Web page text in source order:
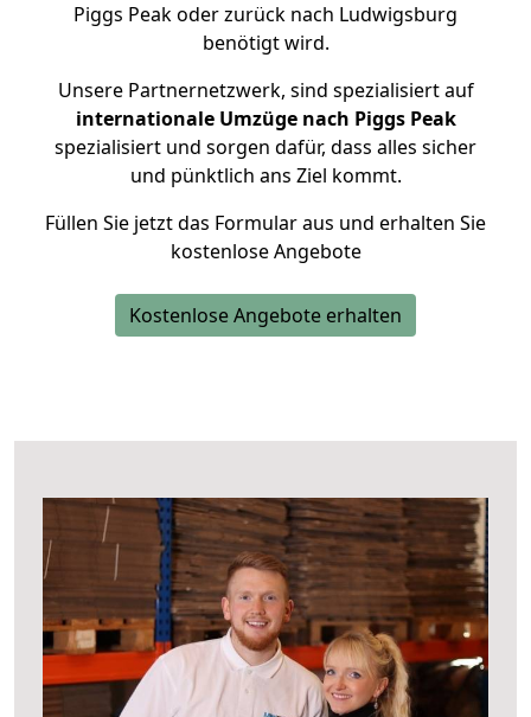
Piggs Peak oder zurück nach Ludwigsburg
benötigt wird.
Unsere Partnernetzwerk, sind spezialisiert auf
internationale Umzüge nach Piggs Peak
spezialisiert und sorgen dafür, dass alles sicher
und pünktlich ans Ziel kommt.
Füllen Sie jetzt das Formular aus und erhalten Sie
kostenlose Angebote
Kostenlose Angebote erhalten